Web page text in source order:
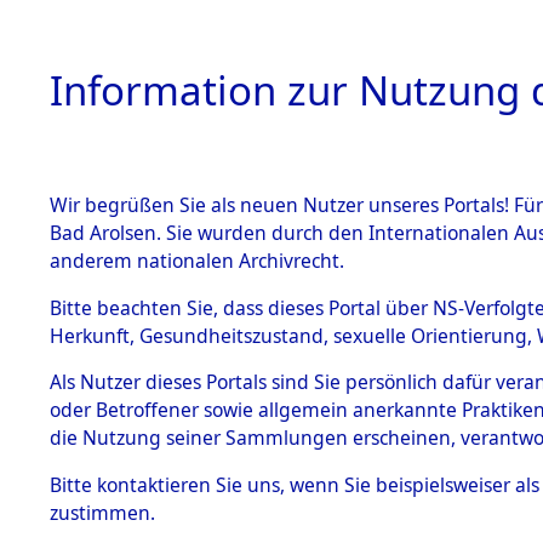
HOME
BESTÄNDE
Inhaftierungsdoku
mente
5. Verschiedenes
Todesmärsche
5.3.1 Alliierte
Information zur Nutzung
Wir begrüßen Sie als neuen Nutzer unseres Portals!
Bad Arolsen. Sie wurden durch den Internationalen
anderem nationalen Archivrecht.
Bitte beachten Sie, dass dieses Portal über NS-
Herkunft, Gesundheitszustand, sexuelle
Als Nutzer dieses Portals sind Sie persönlich dafür
oder Betroffener sowie allgemein anerkannte
die Nutzung seiner Sammlungen erscheinen,
Bitte kontaktieren Sie uns, wenn Sie beispielsweiser
zustimmen.